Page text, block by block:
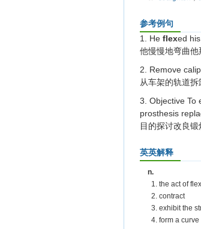
参考例句
1. He flexed
他慢慢地弯曲他
2. Remove
从车架的轨道拆
3. Objective To
prosthesis
目的探讨改良
英英解释
n.
1. the act of
2. contract
3. exhibit the
4. form a curve